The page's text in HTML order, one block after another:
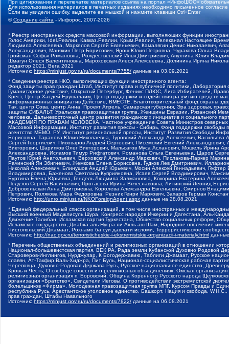
При цитировании и перепечатке материалов ссылка на портал «ИнфоШОС»
Для использования материалов в печатных изданиях необходимо письменное
Если вы увидели ошибку, выделите ее мышкой и нажмите клавиши Ctrl+Enter
©Создание сайта - Инфорос, 2007-2026
* Реестр иностранных средств массовой информации, выполняющих функции
Голос Америки, Idel.Реалии, Кавказ.Реалии, Крым.Реалии, Телеканал Настоящее
Людмила Алексеевна, Маркелов Сергей Евгеньевич, Камалягин Денис Николаевич,
Александрович, Маняхин Петр Борисович, Ярош Юлия Петровна, Чуракова Ольга
Гройсман Софья Романовна, Рождественский Илья Дмитриевич, Апухтина Юлия
Шмагун Олеся Валентиновна, Мароховская Алеся Алексеевна, Долинина Ирина
редактор 2021, Вега 2021
Источник: https://minjust.gov.ru/ru/documents/7755/ данные на 03.09.2021
* Сведения реестра НКО, выполняющих функции иностранного агента:
Фонд защиты прав граждан Штаб, Институт права и публичной политики,
Гуманитарное действие, Открытый Петербург, Феникс ПЛЮС, Лига Избирателей,
Крест, Центр Хасдей Ерушалаим, Центр поддержки и содействия развитию средств
информационных инициатив Действие, ВМЕСТЕ, Благотворительный фонд охраны
Так, центр Сова, центр Анна, Проект Апрель, Самарская губерния, Эра здоровья,
защиты СИБАЛЬТ, Уральская правозащитная группа, Женщины Евразии, Рязанский
человека, Дальневосточный центр развития гражданских инициатив и социального
АКАДЕМИЯ ПО ПРАВАМ ЧЕЛОВЕКА, Частное учреждение Совета Министров северных
Массовой Информации, Институт развития прессы - Сибирь, Фонд поддержки
агентство МЕМО. РУ, Институт региональной прессы, Институт Развития Свободы
Борисовна, Таранова Юлия Николаевна, Туровский Александр Алексеевич,
Сергей Георгиевич, Пивоваров Андрей Сергеевич, Писемский Евгений
Викторович, Шарипков Олег Викторович, Мальсагов Муса Асланович, Мошель Ирина
Александровна, Исламов Тимур Рифгатович, Романова Ольга Евгеньевна, Щаров
Паутов Юрий Анатольевич, Верховский Александр Маркович, Пислакова-Паркер
Рачинский Ян Збигневич, Жемкова Елена Борисовна, Гудков Лев Дмитриевич,
Николай Алексеевич, Блинушов Андрей Юрьевич, Мосин Алексей Геннадьевич,
Владимировна, Баженова Светлана Куприяновна, Исаев Сергей Владимирович,
Буртина Елена Юрьевна, Гендель Людмила Залмановна, Кокорина Екатерина
Подузов Сергей Васильевич, Протасова Ирина Вячеславовна, Литинский Леонид
Добровольская Анна Дмитриевна, Королева Александра Евгеньевна, Смирнов
Петрович, Полякова Мара Федоровна, Резник Генри Маркович, Захаров Герман
Источник: http://unro.minjust.ru/NKOForeignAgent.aspx данные на 28.08.2021
* Единый федеральный список организаций, в том числе иностранных и
Высший военный Маджлисуль Шура, Конгресс народов Ичкерии и Дагестана, Аль-
Движение Талибан, Исламская партия Туркестана, Общество социальных реформ,
Исламское государство, Джабха аль-Нусра ли-Ахль аш-Шам, Народное ополчение
Чистопольский Джамаат, Рохнамо ба суи давлати исломи, Террористическое
Источник: http://nac.gov.ru/terroristicheskie-i-ekstremistskie-organizacii-i-materialy.html
* Перечень общественных объединений и религиозных организаций в отношении
Национал-большевистская партия, ВЕК РА, Рада земли Кубанской Духовно Родовой
Староверов-Инглингов, Нурджулар, К Богодержавию, Таблиги Джамаат, Русское
славян, Ат-Такфир Валь-Хиджра, Пит Буль, Национал-социалистическая рабочая
Череповца, Духовно-Родовая Держава Русь, Русское национальное единство,
Кровь и Честь, О свободе совести и о религиозных объединениях, Омская
религиозная организация п. Боровский, Община Коренного Русского народа
организация «Братство», Свидетели Иеговы, О противодействии экстремистской
болельщиков «Фирма», Молодежная правозащитная группа МПГ, Курсом Правды и
республика Русь, Арестантское уголовное единство, Башкорт, Нация и свобода,
прав граждан, Штабы Навального
Источник: https://minjust.gov.ru/ru/documents/7822/ данные на 06.08.2021